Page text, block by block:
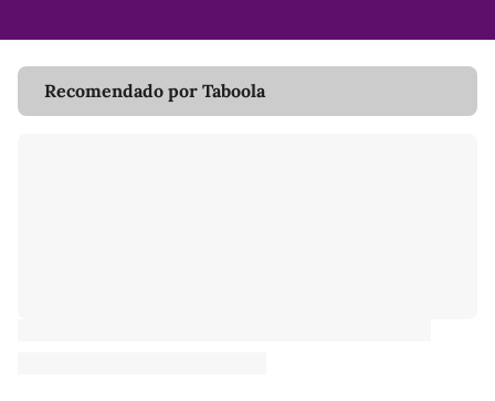
Recomendado por Taboola